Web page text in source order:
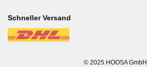
Schneller Versand
© 2025 HOOSA GmbH